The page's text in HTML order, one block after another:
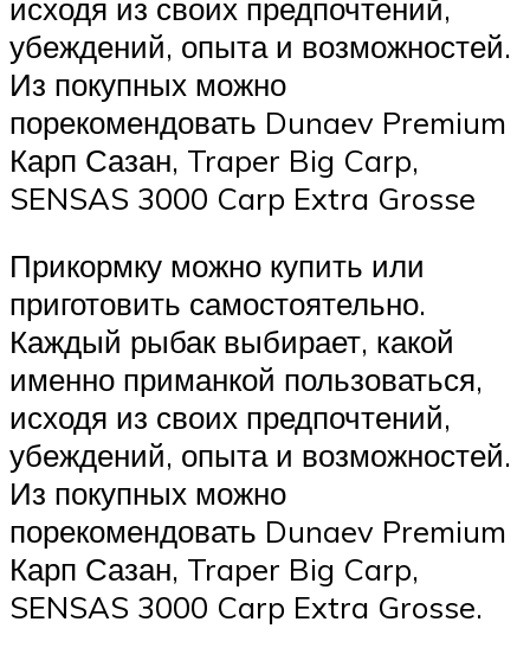
исходя из своих предпочтений,
убеждений, опыта и возможностей.
Из покупных можно
порекомендовать Dunaev Premium
Карп Сазан, Traper Big Carp,
SENSAS 3000 Carp Extra Grosse
Прикормку можно купить или
приготовить самостоятельно.
Каждый рыбак выбирает, какой
именно приманкой пользоваться,
исходя из своих предпочтений,
убеждений, опыта и возможностей.
Из покупных можно
порекомендовать Dunaev Premium
Карп Сазан, Traper Big Carp,
SENSAS 3000 Carp Extra Grosse.